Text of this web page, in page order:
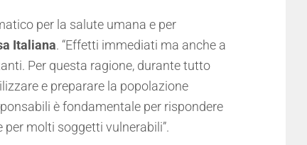
per la salute umana e per
Italiana. “Effetti immediati ma anche a
Per questa ragione, durante tutto
e preparare la popolazione
è fondamentale per rispondere
molti soggetti vulnerabili”.